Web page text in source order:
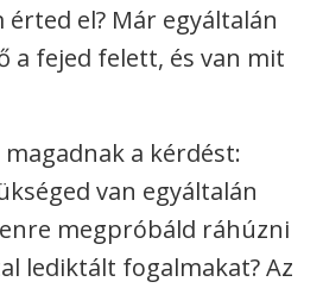
el? Már egyáltalán
a fejed felett, és van mit
a kérdést:
van egyáltalán
megpróbáld ráhúzni
lediktált fogalmakat? Az